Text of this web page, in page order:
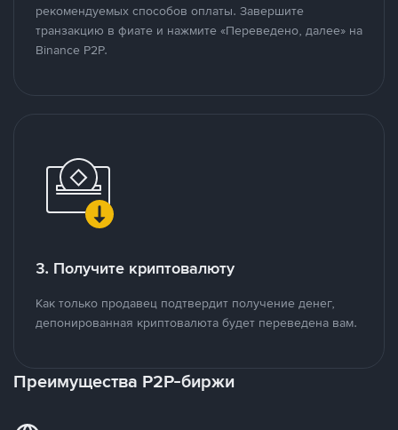
рекомендуемых способов оплаты. Завершите
транзакцию в фиате и нажмите «Переведено, далее» на
Binance P2P.
3. Получите криптовалюту
Как только продавец подтвердит получение денег,
депонированная криптовалюта будет переведена вам.
Преимущества P2P-биржи